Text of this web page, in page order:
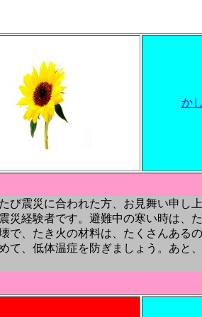
か
び震災に合われた方、お見舞い申し
災経験者です。避難中の寒い時は、
で、たき火の材料は、たくさんある
て、低体温症を防ぎましょう。あと